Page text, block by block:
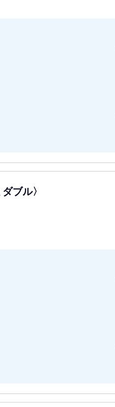
ブル〉